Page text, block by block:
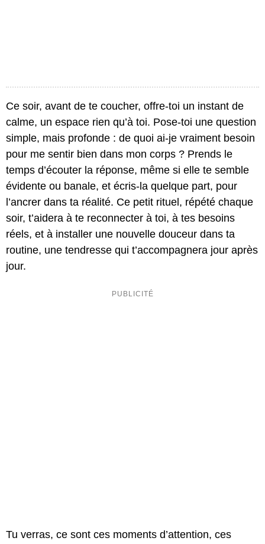
Ce soir, avant de te coucher, offre-toi un instant de
calme, un espace rien qu’à toi. Pose-toi une question
simple, mais profonde : de quoi ai-je vraiment besoin
pour me sentir bien dans mon corps ? Prends le
temps d’écouter la réponse, même si elle te semble
évidente ou banale, et écris-la quelque part, pour
l’ancrer dans ta réalité. Ce petit rituel, répété chaque
soir, t’aidera à te reconnecter à toi, à tes besoins
réels, et à installer une nouvelle douceur dans ta
routine, une tendresse qui t’accompagnera jour après
jour.
Tu verras, ce sont ces moments d’attention, ces